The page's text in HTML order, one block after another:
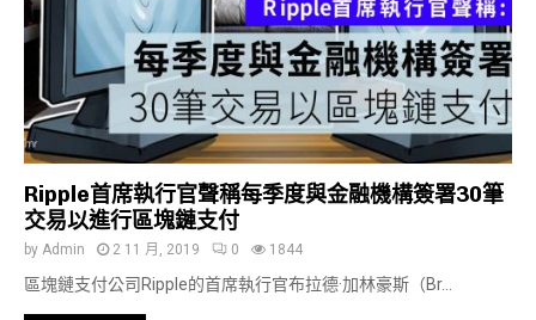
Ripple首席執行官聲稱每季度與金融機構簽署30筆
交易以進行區塊鏈支付
by Admin 2 11 月, 2019 0 1844
區塊鏈支付公司Ripple的首席執行官布拉德·加林豪斯（Br...